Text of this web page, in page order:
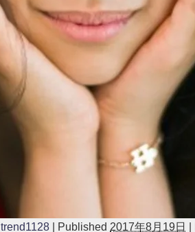
trend1128 Published 2017年8月19日